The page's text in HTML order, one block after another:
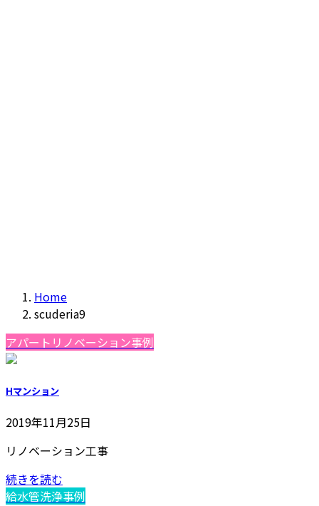
Home
scuderia9
アパートリノベーション事例
Hマンション
2019年11月25日
リノベーション工事
続きを読む
給水管洗浄事例